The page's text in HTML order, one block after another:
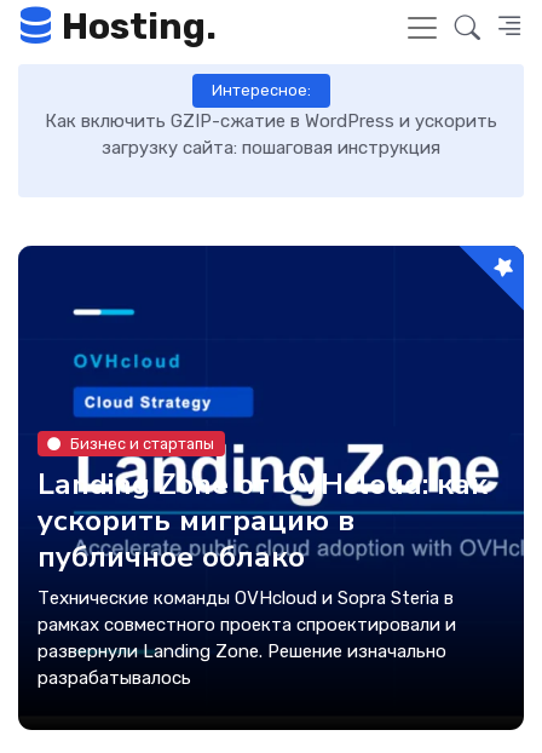
Hosting.
Интересное:
Как включить GZIP-сжатие в WordPress и ускорить
загрузку сайта: пошаговая инструкция
Бизнес и стартапы
Landing Zone от OVHcloud: как
ускорить миграцию в
публичное облако
Технические команды OVHcloud и Sopra Steria в
рамках совместного проекта спроектировали и
развернули Landing Zone. Решение изначально
разрабатывалось